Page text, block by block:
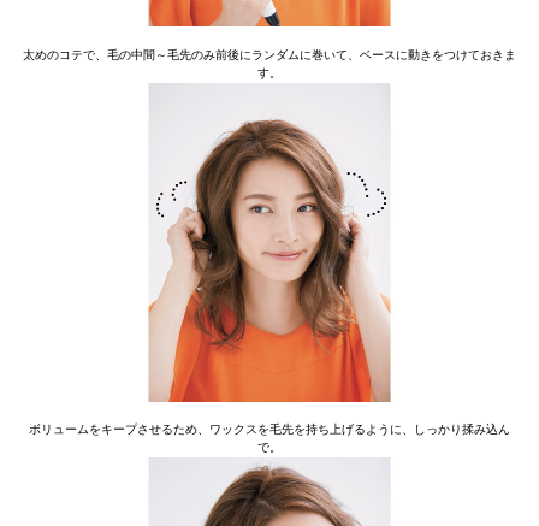
太めのコテで、毛の中間～毛先のみ前後にランダムに巻いて、ベースに動きをつけておきま
す。
ボリュームをキープさせるため、ワックスを毛先を持ち上げるように、しっかり揉み込ん
で。